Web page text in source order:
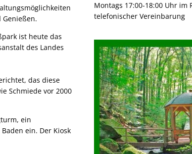
ist heute das
des Landes
das diese
Schmiede vor 2000
ein
ein. Der Kiosk
Montags 17:00-18:00 Uhr im
telefonischer Vereinbarung